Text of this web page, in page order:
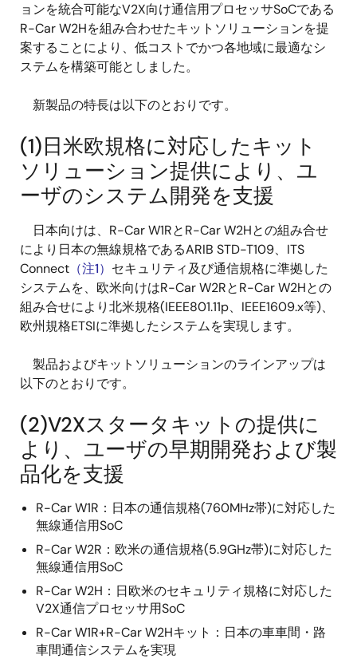
ョンを統合可能なV2X向け通信用プロセッサSoCである
R-Car W2Hを組み合わせたキットソリューションを提
案することにより、低コストでかつ各地域に最適なシ
ステムを構築可能としました。
新製品の特長は以下のとおりです。
(1)日米欧規格に対応したキット
ソリューション提供により、ユ
ーザのシステム開発を支援
日本向けは、R-Car W1RとR-Car W2Hとの組み合せ
により日本の無線規格であるARIB STD-T109、ITS
Connect （注1） セキュリティ及び通信規格に準拠した
システムを、欧米向けはR-Car W2RとR-Car W2Hとの
組み合せにより北米規格(IEEE801.11p、IEEE1609.x等)、
欧州規格ETSIに準拠したシステムを実現します。
製品およびキットソリューションのラインアップは
以下のとおりです。
(2)V2Xスタータキットの提供に
より、ユーザの早期開発および製
品化を支援
R-Car W1R：日本の通信規格(760MHz帯)に対応した
無線通信用SoC
R-Car W2R：欧米の通信規格(5.9GHz帯)に対応した
無線通信用SoC
R-Car W2H：日欧米のセキュリティ規格に対応した
V2X通信プロセッサ用SoC
R-Car W1R+R-Car W2Hキット：日本の車車間・路
車間通信システムを実現